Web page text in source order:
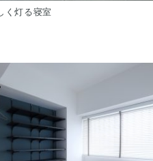
く灯る寝室